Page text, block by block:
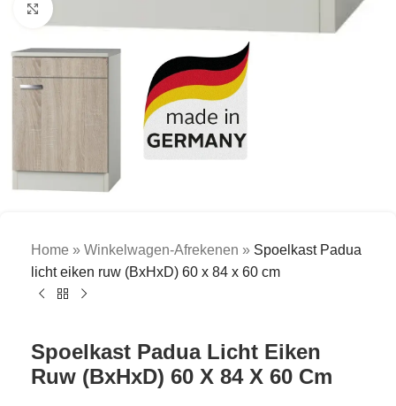
Click to enlarge
Home » Winkelwagen-Afrekenen » Spoelkast Padua
licht eiken ruw (BxHxD) 60 x 84 x 60 cm
Spoelkast Padua Licht Eiken
Ruw (BxHxD) 60 X 84 X 60 Cm